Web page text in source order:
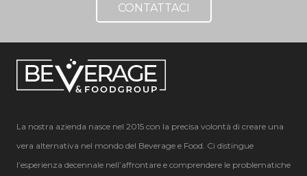
CONTATTACI
La nostra azienda nasce nel 2015 con la precisa volontà di creare una
vera alternativa nel mondo del Beverage e Food. Ci distingue
l’esperienza decennale nell’affrontare e comprendere le problematiche